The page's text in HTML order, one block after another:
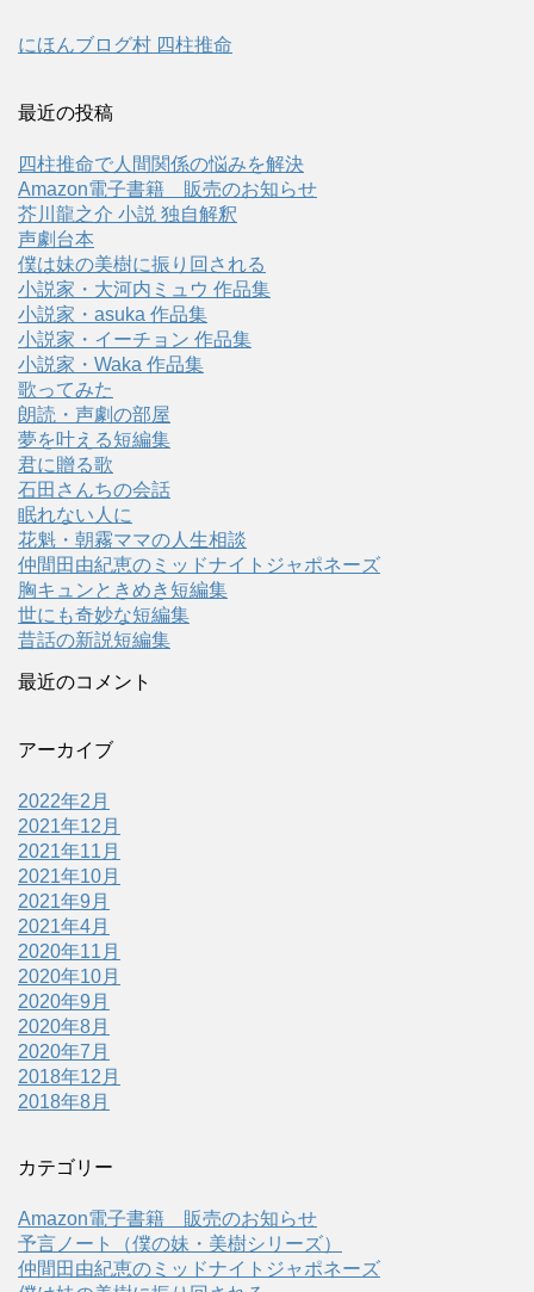
にほんブログ村 四柱推命
最近の投稿
四柱推命で人間関係の悩みを解決
Amazon電子書籍 販売のお知らせ
芥川龍之介 小説 独自解釈
声劇台本
僕は妹の美樹に振り回される
小説家・大河内ミュウ 作品集
小説家・asuka 作品集
小説家・イーチョン 作品集
小説家・Waka 作品集
歌ってみた
朗読・声劇の部屋
夢を叶える短編集
君に贈る歌
石田さんちの会話
眠れない人に
花魁・朝霧ママの人生相談
仲間田由紀恵のミッドナイトジャポネーズ
胸キュンときめき短編集
世にも奇妙な短編集
昔話の新説短編集
最近のコメント
アーカイブ
2022年2月
2021年12月
2021年11月
2021年10月
2021年9月
2021年4月
2020年11月
2020年10月
2020年9月
2020年8月
2020年7月
2018年12月
2018年8月
カテゴリー
Amazon電子書籍 販売のお知らせ
予言ノート（僕の妹・美樹シリーズ）
仲間田由紀恵のミッドナイトジャポネーズ